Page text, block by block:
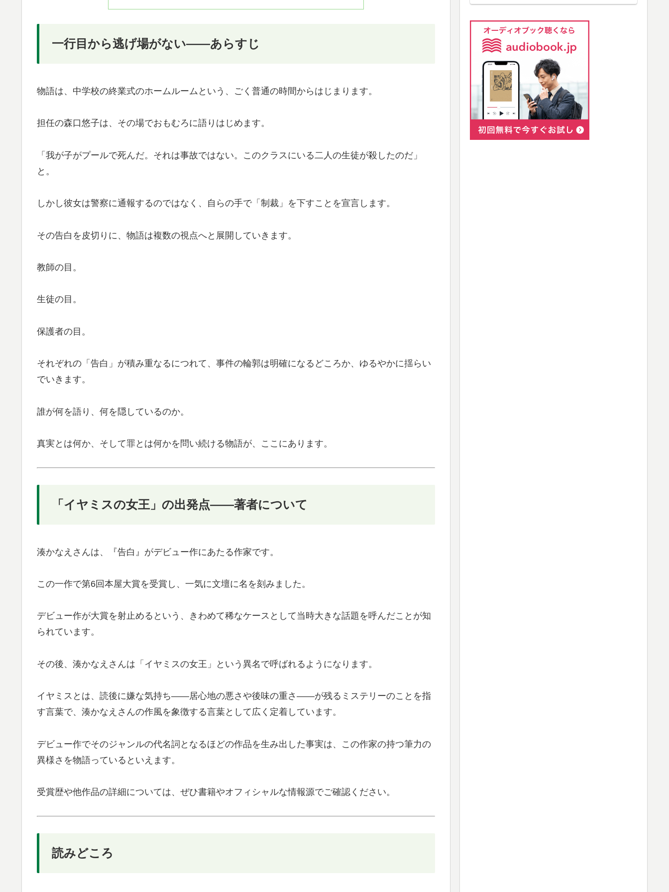
一行目から逃げ場がない——あらすじ
物語は、中学校の終業式のホームルームという、ごく普通の時間からはじまります。
担任の森口悠子は、その場でおもむろに語りはじめます。
「我が子がプールで死んだ。それは事故ではない。このクラスにいる二人の生徒が殺したのだ」
と。
しかし彼女は警察に通報するのではなく、自らの手で「制裁」を下すことを宣言します。
その告白を皮切りに、物語は複数の視点へと展開していきます。
教師の目。
生徒の目。
保護者の目。
それぞれの「告白」が積み重なるにつれて、事件の輪郭は明確になるどころか、ゆるやかに揺らい
でいきます。
誰が何を語り、何を隠しているのか。
真実とは何か、そして罪とは何かを問い続ける物語が、ここにあります。
「イヤミスの女王」の出発点——著者について
湊かなえさんは、『告白』がデビュー作にあたる作家です。
この一作で第6回本屋大賞を受賞し、一気に文壇に名を刻みました。
デビュー作が大賞を射止めるという、きわめて稀なケースとして当時大きな話題を呼んだことが知
られています。
その後、湊かなえさんは「イヤミスの女王」という異名で呼ばれるようになります。
イヤミスとは、読後に嫌な気持ち——居心地の悪さや後味の重さ——が残るミステリーのことを指
す言葉で、湊かなえさんの作風を象徴する言葉として広く定着しています。
デビュー作でそのジャンルの代名詞となるほどの作品を生み出した事実は、この作家の持つ筆力の
異様さを物語っているといえます。
受賞歴や他作品の詳細については、ぜひ書籍やオフィシャルな情報源でご確認ください。
読みどころ